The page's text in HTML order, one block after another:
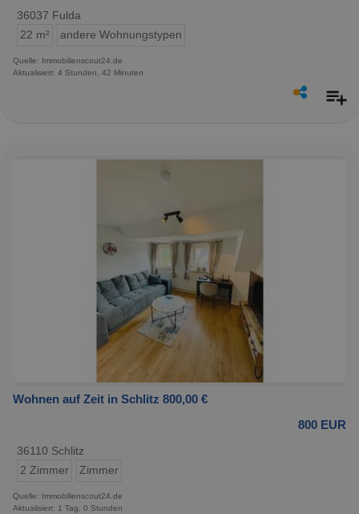
36037 Fulda
22 m²
andere Wohnungstypen
Quelle: Immobilienscout24.de
Aktualisiert: 4 Stunden, 42 Minuten
Wohnen auf Zeit in Schlitz 800,00 €
800 EUR
36110 Schlitz
2 Zimmer
Zimmer
Quelle: Immobilienscout24.de
Aktualisiert: 1 Tag, 0 Stunden